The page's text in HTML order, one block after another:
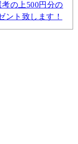
の上500円分の
ント致します！